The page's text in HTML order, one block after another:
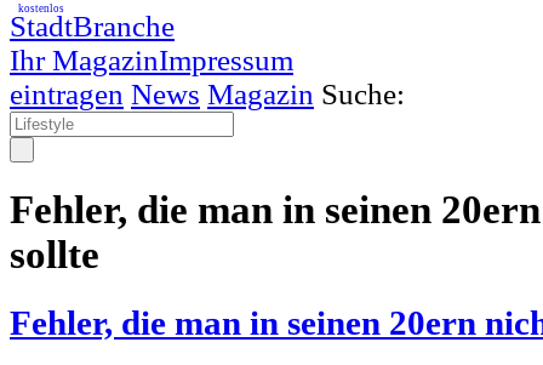
StadtBranche
Ihr MagazinImpressum
kostenlos
eintragen News Magazin Suche:
Fehler, die man in seinen
sollte
Fehler, die man in seinen 20ern